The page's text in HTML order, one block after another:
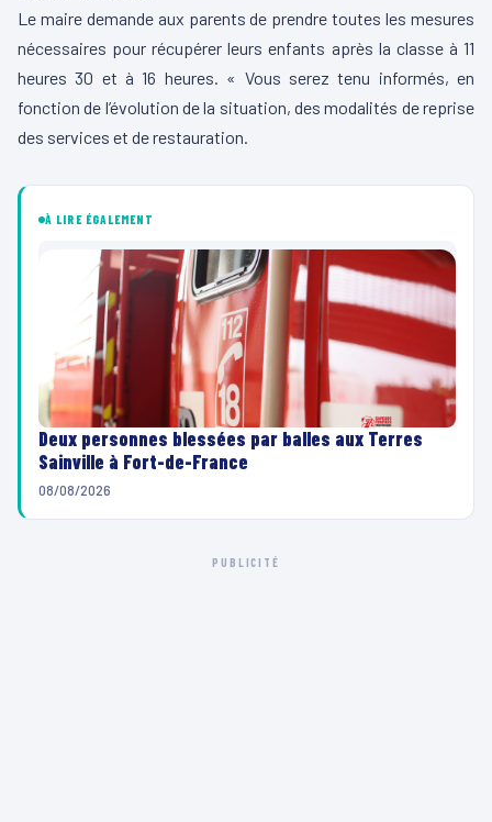
Le maire demande aux parents de prendre toutes les mesures
nécessaires pour récupérer leurs enfants après la classe à 11
heures 30 et à 16 heures. « Vous serez tenu informés, en
fonction de l’évolution de la situation, des modalités de reprise
des services et de restauration.
À LIRE ÉGALEMENT
Deux personnes blessées par balles aux Terres
Sainville à Fort-de-France
08/08/2026
PUBLICITÉ